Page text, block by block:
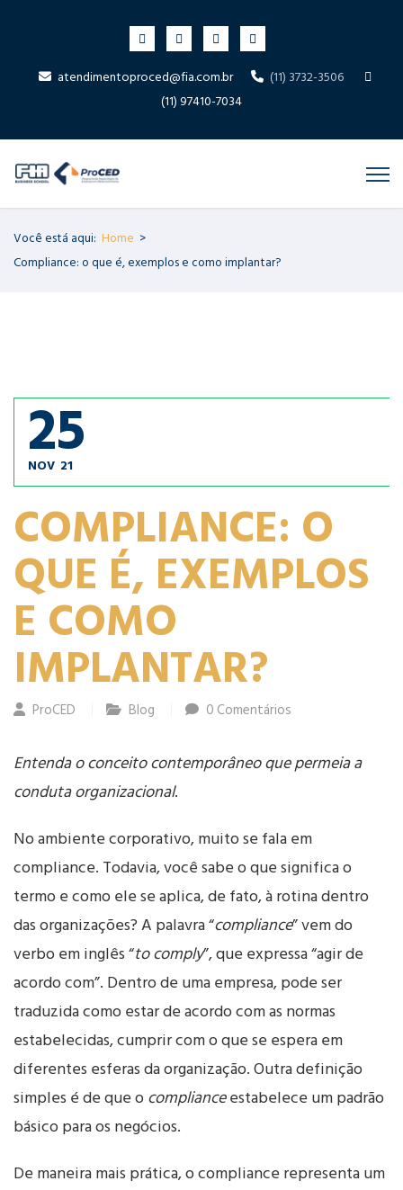
atendimentoproced@fia.com.br
(11) 3732-3506
(11) 97410-7034
Você está aqui: Home >
Compliance: o que é, exemplos e como implantar?
25
NOV 21
COMPLIANCE: O
QUE É, EXEMPLOS
E COMO
IMPLANTAR?
ProCED Blog 0 Comentários
Entenda o conceito contemporâneo que permeia a
conduta organizacional.
No ambiente corporativo, muito se fala em
compliance. Todavia, você sabe o que significa o
termo e como ele se aplica, de fato, à rotina dentro
das organizações? A palavra “compliance” vem do
verbo em inglês “to comply”, que expressa “agir de
acordo com”. Dentro de uma empresa, pode ser
traduzida como estar de acordo com as normas
estabelecidas, cumprir com o que se espera em
diferentes esferas da organização. Outra definição
simples é de que ocomplianceestabelece um padrão
básico para os negócios.
De maneira mais prática, o compliance representa um